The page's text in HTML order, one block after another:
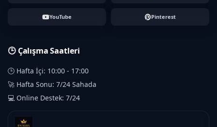
YouTube Pinterest
🕒 Çalışma Saatleri
🕒 Hafta İçi: 10:00 - 17:00
🚀 Hafta Sonu: 7/24 Sahada
💻 Online Destek: 7/24